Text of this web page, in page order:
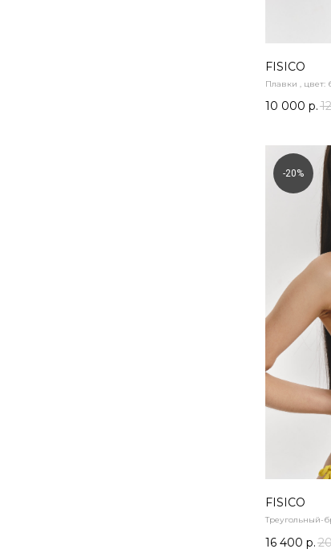
FISICO
Плавки , цвет:
10 000 р.
-20%
FISICO
Треугольный-
16 400 р.